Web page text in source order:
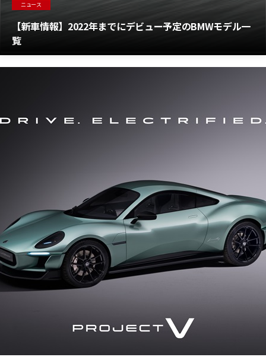
ニュース
【新車情報】2022年までにデビュー予定のBMWモデル一
覧